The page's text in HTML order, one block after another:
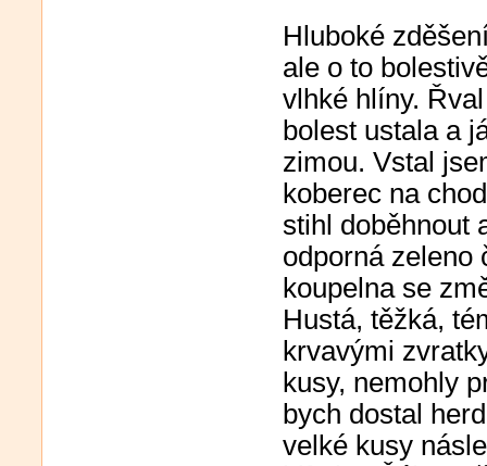
Hluboké
ale o to
vlhké hlíny.
bolest ustala a
zimou. Vstal
koberec na
stihl doběhnout
odporná zeleno
koupelna se
Hustá, těžká,
krvavými
kusy, nemohly
bych dostal
velké kusy